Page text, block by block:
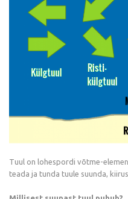
Tuul on lohespordi võtme-
teada ja tunda tuule suunda,